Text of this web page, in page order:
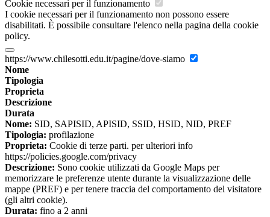
Cookie necessari per il funzionamento
I cookie necessari per il funzionamento non possono essere
disabilitati. È possibile consultare l'elenco nella pagina della cookie
policy.
https://www.chilesotti.edu.it/pagine/dove-siamo
Nome
Tipologia
Proprieta
Descrizione
Durata
Nome: SID, SAPISID, APISID, SSID, HSID, NID, PREF
Tipologia: profilazione
Proprieta: Cookie di terze parti. per ulteriori info
https://policies.google.com/privacy
Descrizione: Sono cookie utilizzati da Google Maps per
memorizzare le preferenze utente durante la visualizzazione delle
mappe (PREF) e per tenere traccia del comportamento del visitatore
(gli altri cookie).
Durata: fino a 2 anni